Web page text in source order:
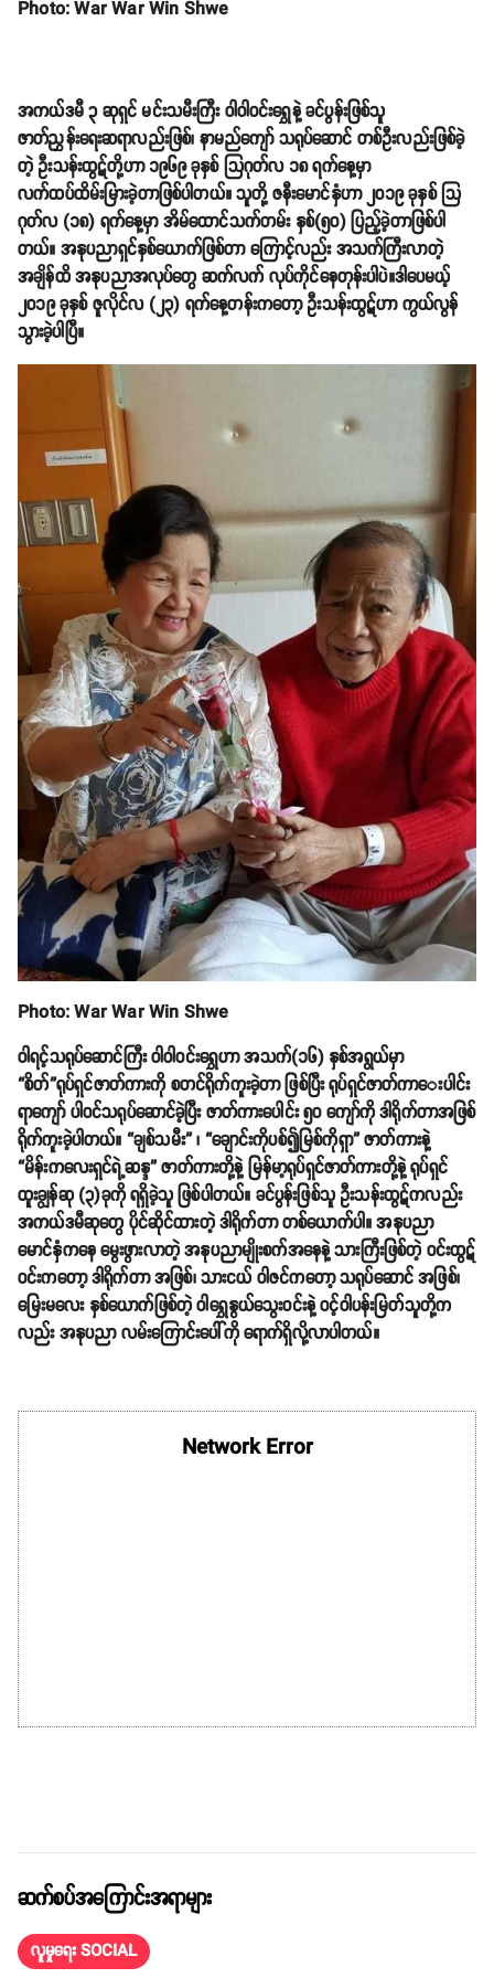
Photo: War War Win Shwe
အကယ်ဒမီ ၃ ဆုရှင် မင်းသမီးကြီး ဝါဝါဝင်းရွှေနဲ့ ခင်ပွန်းဖြစ်သူ
ဇာတ်ညွှန်းရေးဆရာလည်းဖြစ်၊ နာမည်ကျော် သရုပ်ဆောင် တစ်ဦးလည်းဖြစ်ခဲ့
တဲ့ ဦးသန်းထွဋ်တို့ဟာ ၁၉၆၉ ခုနှစ် သြဂုတ်လ ၁၈ ရက်နေ့မှာ
လက်ထပ်ထိမ်းမြားခဲ့တာဖြစ်ပါတယ်။ သူတို့ ဇနီးမောင်နှံဟာ ၂၀၁၉ ခုနှစ် သြ
ဂုတ်လ (၁၈) ရက်နေ့မှာ အိမ်ထောင်သက်တမ်း နှစ်(၅၀) ပြည့်ခဲ့တာဖြစ်ပါ
တယ်။ အနုပညာရှင်နှစ်ယောက်ဖြစ်တာ ကြောင့်လည်း အသက်ကြီးလာတဲ့
အချိန်ထိ အနုပညာအလုပ်တွေ ဆက်လက် လုပ်ကိုင်နေတုန်းပါပဲ။ဒါပေမယ့်
၂၀၁၉ ခုနှစ် ဇူလိုင်လ (၂၃) ရက်နေ့တန်းကတော့ ဦးသန်းထွဋ်ဟာ ကွယ်လွန်
သွားခဲ့ပါပြီ။
Photo: War War Win Shwe
ဝါရင့်သရုပ်ဆောင်ကြီး ဝါဝါဝင်းရွှေဟာ အသက်(၁၆) နှစ်အရွယ်မှာ
“စိတ်”ရုပ်ရှင်ဇာတ်ကားကို စတင်ရိုက်ကူးခဲ့တာ ဖြစ်ပြီး ရုပ်ရှင်ဇာတ်ကာေးပါင်း
ရာကျော် ပါဝင်သရုပ်ဆောင်ခဲ့ပြီး ဇာတ်ကားပေါင်း ၅၀ ကျော်ကို ဒါရိုက်တာအဖြစ်
ရိုက်ကူးခဲ့ပါတယ်။ “ချစ်သမီး” ၊ “ချောင်းကိုပစ်၍မြစ်ကိုရှာ” ဇာတ်ကားနဲ့
“မိန်းကလေးရှင်ရဲ့ဆန္ဒ” ဇာတ်ကားတို့နဲ့ မြန်မာ့ရုပ်ရှင်ဇာတ်ကားတို့နဲ့ ရုပ်ရှင်
ထူးချွန်ဆု (၃)ခုကို ရရှိခဲ့သူ ဖြစ်ပါတယ်။ ခင်ပွန်းဖြစ်သူ ဦးသန်းထွဋ်ကလည်း
အကယ်ဒမီဆုတွေ ပိုင်ဆိုင်ထားတဲ့ ဒါရိုက်တာ တစ်ယောက်ပါ။ အနုပညာ
မောင်နှံကနေ မွေးဖွားလာတဲ့ အနုပညာမျိုးစက်အနေနဲ့ သားကြီးဖြစ်တဲ့ ဝင်းထွဋ်
ဝင်းကတော့ ဒါရိုက်တာ အဖြစ်၊ သားငယ် ဝါဇင်ကတော့ သရုပ်ဆောင် အဖြစ်၊
မြေးမလေး နှစ်ယောက်ဖြစ်တဲ့ ဝါရွှေနွယ်သွေးဝင်းနဲ့ ဝင့်ဝါပန်းမြတ်သူတို့က
လည်း အနုပညာ လမ်းကြောင်းပေါ်ကို ရောက်ရှိလို့လာပါတယ်။
ဆက်စပ်အကြောင်းအရာများ
လူမှုရေး SOCIAL